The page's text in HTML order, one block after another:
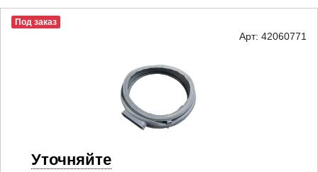
Под заказ
Арт: 42060771
Уточняйте